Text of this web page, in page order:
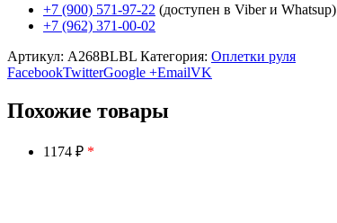
+7 (900) 571-97-22 (доступен в Viber и Whatsup)
+7 (962) 371-00-02
Артикул: A268BLBL Категория: Оплетки руля
FacebookTwitterGoogle +EmailVK
Похожие товары
1174 ₽ *